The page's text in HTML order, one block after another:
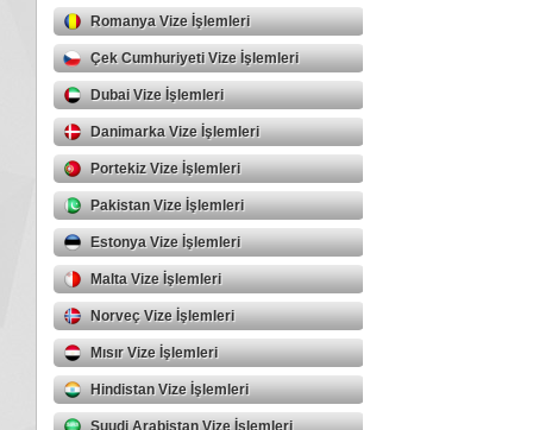
Romanya Vize İşlemleri
Çek Cumhuriyeti Vize İşlemleri
Dubai Vize İşlemleri
Danimarka Vize İşlemleri
Portekiz Vize İşlemleri
Pakistan Vize İşlemleri
Estonya Vize İşlemleri
Malta Vize İşlemleri
Norveç Vize İşlemleri
Mısır Vize İşlemleri
Hindistan Vize İşlemleri
Suudi Arabistan Vize İşlemleri